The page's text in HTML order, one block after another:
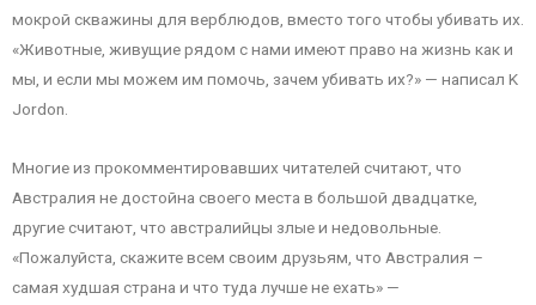
мокрой скважины для верблюдов, вместо того чтобы убивать их.
«Животные, живущие рядом с нами имеют право на жизнь как и
мы, и если мы можем им помочь, зачем убивать их?» — написал K
Jordon.
Многие из прокомментировавших читателей считают, что
Австралия не достойна своего места в большой двадцатке,
другие считают, что австралийцы злые и недовольные.
«Пожалуйста, скажите всем своим друзьям, что Австралия –
самая худшая страна и что туда лучше не ехать» —